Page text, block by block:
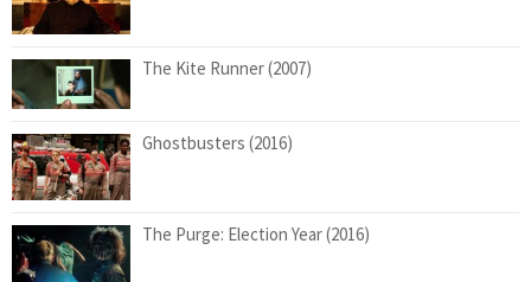
The Kite Runner (2007)
Ghostbusters (2016)
The Purge: Election Year (2016)